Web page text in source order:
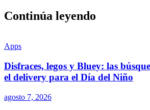
Continúa leyendo
Apps
Disfraces, legos y Bluey: las
el delivery para el Día del Niño
agosto 7, 2026